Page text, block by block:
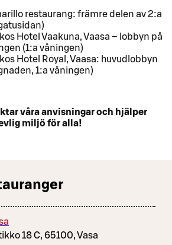
restaurang: främre delen av 2:a
Hotel Vaakuna, Vaasa – lobbyn på
(1:a våningen)
Hotel Royal, Vaasa: huvudlobbyn
1:a våningen)
våra anvisningar och hjälper
miljö för alla!
18 C, 65100, Vasa